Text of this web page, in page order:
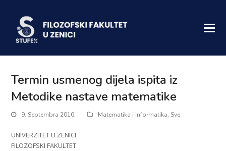
Termin usmenog dijela ispita iz
Metodike nastave matematike
9. Septembra 2016. Matematika i informatika, Sve
UNIVERZITET U ZENICI
FILOZOFSKI FAKULTET